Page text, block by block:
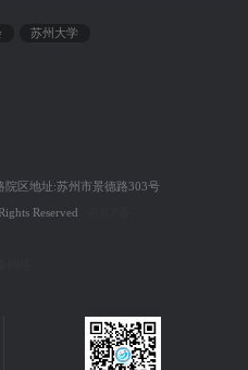
苏州大学
区地址:苏州市景德路303号
Reserved